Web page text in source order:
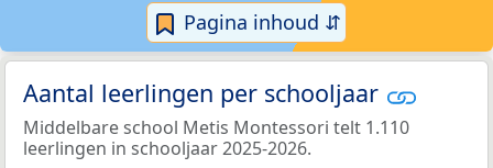
Pagina inhoud ⇵
Aantal leerlingen per schooljaar
Middelbare school Metis Montessori telt 1.110
leerlingen in schooljaar 2025-2026.